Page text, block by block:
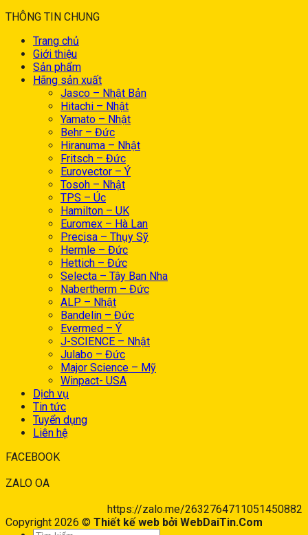
THÔNG TIN CHUNG
Trang chủ
Giới thiệu
Sản phẩm
Hãng sản xuất
Jasco – Nhật Bản
Hitachi – Nhật
Yamato – Nhật
Behr – Đức
Hiranuma – Nhật
Fritsch – Đức
Eurovector – Ý
Tosoh – Nhật
TPS – Úc
Hamilton – UK
Euromex – Hà Lan
Precisa – Thụy Sỹ
Hermle – Đức
Hettich – Đức
Selecta – Tây Ban Nha
Nabertherm – Đức
ALP – Nhật
Bandelin – Đức
Evermed – Ý
J-SCIENCE – Nhật
Julabo – Đức
Major Science – Mỹ
Winpact- USA
Dịch vụ
Tin tức
Tuyển dụng
Liên hệ
FACEBOOK
ZALO OA
https://zalo.me/2632764711051450882
Copyright 2026 © Thiết kế web bởi WebDaiTin.Com